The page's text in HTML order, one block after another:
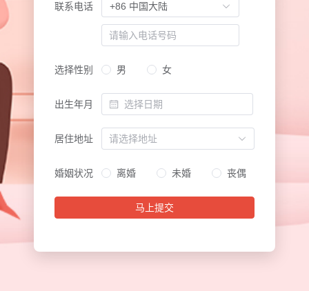
联系电话 +86 中国大陆
选择性别 男 女
出生年月
居住地址
婚姻状况 离婚 未婚 丧偶
马上提交